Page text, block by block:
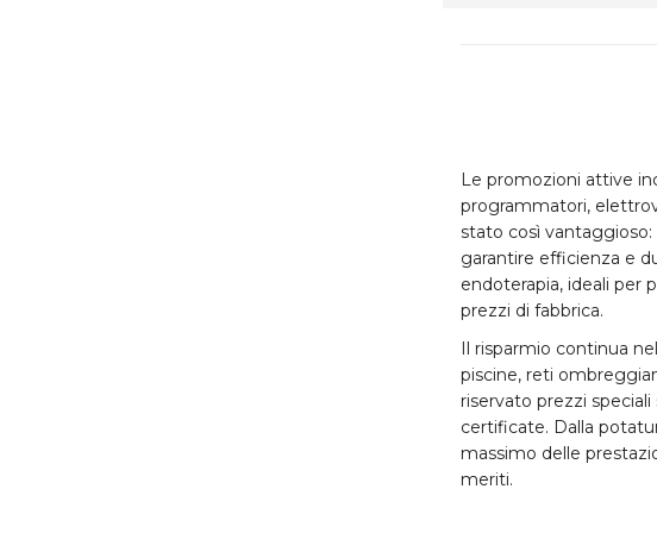
Le promozioni attive
programmatori,
stato così
garantire efficienza e
endoterapia, ideali per
prezzi di fabbrica.
Il risparmio continua
piscine, reti
riservato prezzi speciali
certificate. Dalla
massimo delle
meriti.